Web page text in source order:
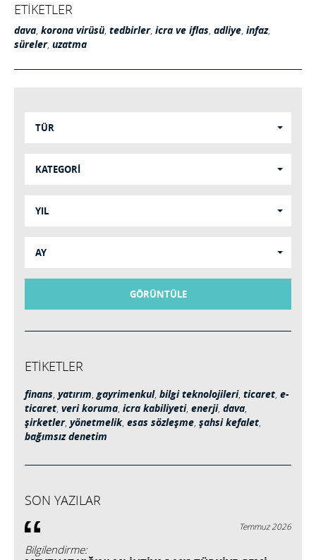
ETİKETLER
dava, korona virüsü, tedbirler, icra ve iflas, adliye, infaz,
süreler, uzatma
TÜR
KATEGORİ
YIL
AY
GÖRÜNTÜLE
ETİKETLER
finans, yatırım,gayrimenkul, bilgi teknolojileri, ticaret, e-
ticaret, veri koruma, icra kabiliyeti, enerji, dava,
şirketler, yönetmelik, esas sözleşme, şahsi kefalet,
bağımsız denetim
SON YAZILAR
Temmuz 2026
Bilgilendirme: